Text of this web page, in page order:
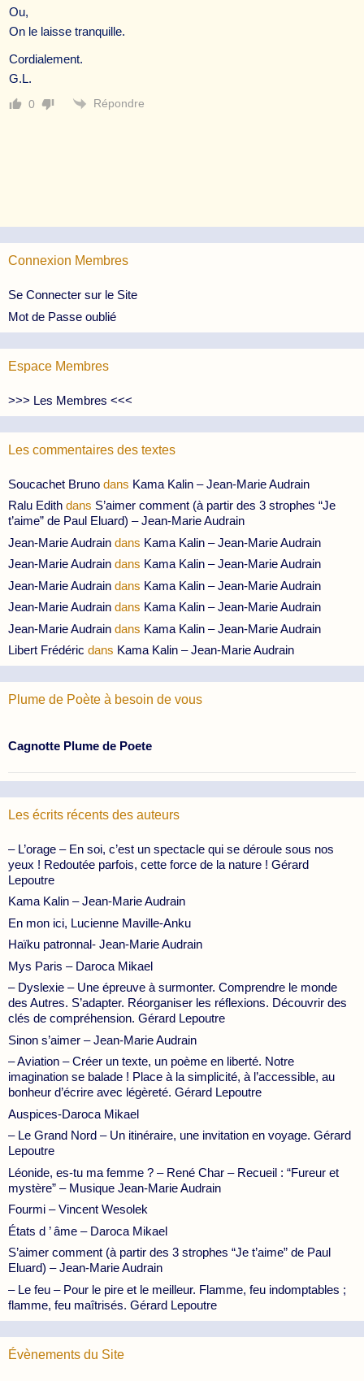
Ou,
On le laisse tranquille.
Cordialement.
G.L.
0 Répondre
Connexion Membres
Se Connecter sur le Site
Mot de Passe oublié
Espace Membres
>>> Les Membres <<<
Les commentaires des textes
Soucachet Bruno dans Kama Kalin – Jean-Marie Audrain
Ralu Edith dans S’aimer comment (à partir des 3 strophes “Je
t’aime” de Paul Eluard) – Jean-Marie Audrain
Jean-Marie Audrain dans Kama Kalin – Jean-Marie Audrain
Jean-Marie Audrain dans Kama Kalin – Jean-Marie Audrain
Jean-Marie Audrain dans Kama Kalin – Jean-Marie Audrain
Jean-Marie Audrain dans Kama Kalin – Jean-Marie Audrain
Jean-Marie Audrain dans Kama Kalin – Jean-Marie Audrain
Libert Frédéric dans Kama Kalin – Jean-Marie Audrain
Plume de Poète à besoin de vous
Cagnotte Plume de Poete
Les écrits récents des auteurs
– L’orage – En soi, c’est un spectacle qui se déroule sous nos
yeux ! Redoutée parfois, cette force de la nature ! Gérard
Lepoutre
Kama Kalin – Jean-Marie Audrain
En mon ici, Lucienne Maville-Anku
Haïku patronnal- Jean-Marie Audrain
Mys Paris – Daroca Mikael
– Dyslexie – Une épreuve à surmonter. Comprendre le monde
des Autres. S’adapter. Réorganiser les réflexions. Découvrir des
clés de compréhension. Gérard Lepoutre
Sinon s’aimer – Jean-Marie Audrain
– Aviation – Créer un texte, un poème en liberté. Notre
imagination se balade ! Place à la simplicité, à l’accessible, au
bonheur d’écrire avec légèreté. Gérard Lepoutre
Auspices-Daroca Mikael
– Le Grand Nord – Un itinéraire, une invitation en voyage. Gérard
Lepoutre
Léonide, es-tu ma femme ? – René Char – Recueil : “Fureur et
mystère” – Musique Jean-Marie Audrain
Fourmi – Vincent Wesolek
États d ’ âme – Daroca Mikael
S’aimer comment (à partir des 3 strophes “Je t’aime” de Paul
Eluard) – Jean-Marie Audrain
– Le feu – Pour le pire et le meilleur. Flamme, feu indomptables ;
flamme, feu maîtrisés. Gérard Lepoutre
Évènements du Site